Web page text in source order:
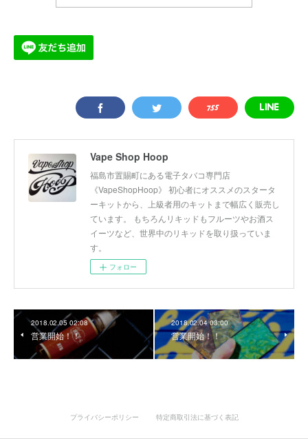
Vape Shop Hoop
福島市置賜町にある電子タバコ専門店
《VapeShopHoop》 初心者にオススメのスタータ
ーキットから、上級者用のキットまで幅広く販売し
ています。 もちろんリキッドもフルーツやお酒ス
イーツなど、世界中のリキッドを取り扱っていま
す。
フォロー
2018.02.05 02:08
営業開始！！
2018.02.04 03:00
営業開始！！
プライバシーポリシー 特定商取引法に基づく表記